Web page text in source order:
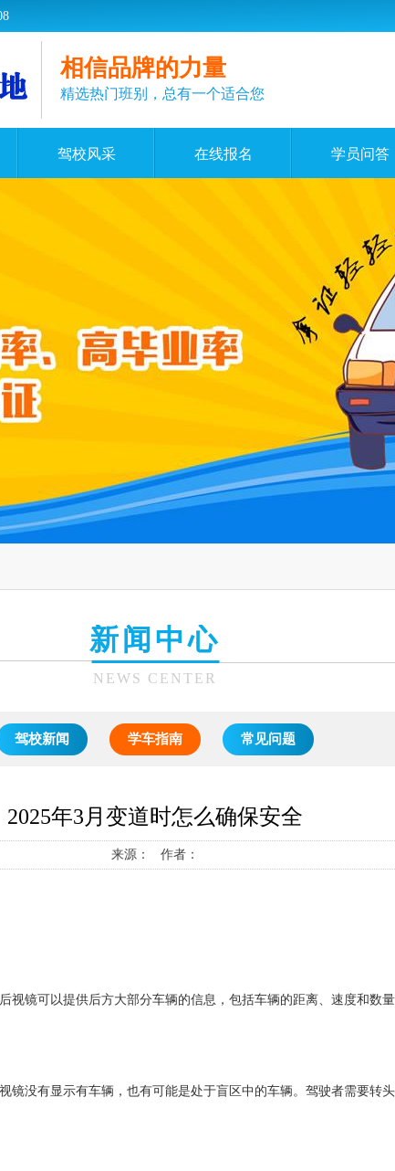
相信品牌的力量
精选热门班别，总有一个适合您
驾校风采 在线报名 学员问答
新闻中心
NEWS CENTER
驾校新闻 学车指南 常见问题
2025年3月变道时怎么确保安全
来源： 作者：
镜可以提供后方大部分车辆的信息，包括车辆的距离、速度和数
没有显示有车辆，也有可能是处于盲区中的车辆。驾驶者需要转